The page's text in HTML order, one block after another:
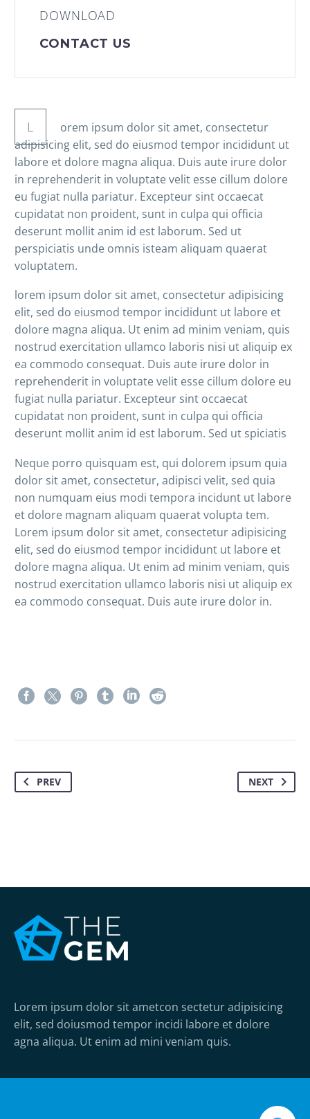
DOWNLOAD
CONTACT US
L
orem ipsum dolor sit amet, consectetur
adipisicing elit, sed do eiusmod tempor incididunt ut
labore et dolore magna aliqua. Duis aute irure dolor
in reprehenderit in voluptate velit esse cillum dolore
eu fugiat nulla pariatur. Excepteur sint occaecat
cupidatat non proident, sunt in culpa qui officia
deserunt mollit anim id est laborum. Sed ut
perspiciatis unde omnis isteam aliquam quaerat
voluptatem.
lorem ipsum dolor sit amet, consectetur adipisicing
elit, sed do eiusmod tempor incididunt ut labore et
dolore magna aliqua. Ut enim ad minim veniam, quis
nostrud exercitation ullamco laboris nisi ut aliquip ex
ea commodo consequat. Duis aute irure dolor in
reprehenderit in voluptate velit esse cillum dolore eu
fugiat nulla pariatur. Excepteur sint occaecat
cupidatat non proident, sunt in culpa qui officia
deserunt mollit anim id est laborum. Sed ut spiciatis
Neque porro quisquam est, qui dolorem ipsum quia
dolor sit amet, consectetur, adipisci velit, sed quia
non numquam eius modi tempora incidunt ut labore
et dolore magnam aliquam quaerat volupta tem.
Lorem ipsum dolor sit amet, consectetur adipisicing
elit, sed do eiusmod tempor incididunt ut labore et
dolore magna aliqua. Ut enim ad minim veniam, quis
nostrud exercitation ullamco laboris nisi ut aliquip ex
ea commodo consequat. Duis aute irure dolor in.
PREV NEXT
Lorem ipsum dolor sit ametcon sectetur adipisicing
elit, sed doiusmod tempor incidi labore et dolore
agna aliqua. Ut enim ad mini veniam quis.